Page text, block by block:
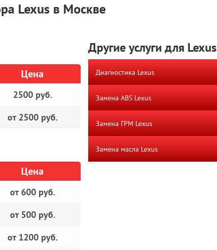
Lexus в Москве
Цена
2500 руб.
от 2500 руб.
Цена
от 600 руб.
от 500 руб.
от 1200 руб.
Другие услуги для Lexus
Диагностика Lexus
Замена ABS Lexus
Замена ГРМ Lexus
Замена масла Lexus